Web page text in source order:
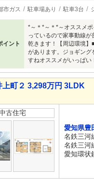
市ガス 駐車場あり 駐車3台
イント
*～＊*～＊*～オススメ
っているので家事動線
乾きます！【周辺環境】
があります。ジョギング
すねオススメがいっぱ
上町２ 3,298万円 3LDK
古住宅
愛知県豊
名鉄三河
名鉄三河
愛知環状